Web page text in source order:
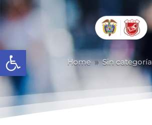
Abrir barra de herramientas
Home 9 Sin categoría